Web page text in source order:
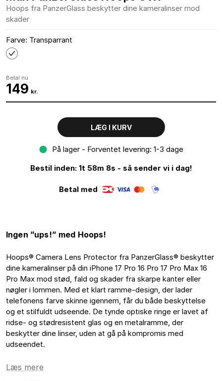
Hoops fra PanzerGlass beskytter dine kameralinser mod
skader
Farve: Transparrant
Betal nu
149 kr.
LÆG I KURV
På lager - Forventet levering: 1-3 dage
Bestil inden: 1t 58m 8s - så sender vi i dag!
Betal med
Ingen ”ups!” med Hoops!
Hoops® Camera Lens Protector fra PanzerGlass® beskytter
dine kameralinser på din iPhone 17 Pro 16 Pro 17 Pro Max 16
Pro Max mod stød, fald og skader fra skarpe kanter eller
nøgler i lommen. Med et klart ramme-design, der lader
telefonens farve skinne igennem, får du både beskyttelse
og et stilfuldt udseende. De tynde optiske ringe er lavet af
ridse- og stødresistent glas og en metalramme, der
beskytter dine linser, uden at gå på kompromis med
udseendet.
Læs mere